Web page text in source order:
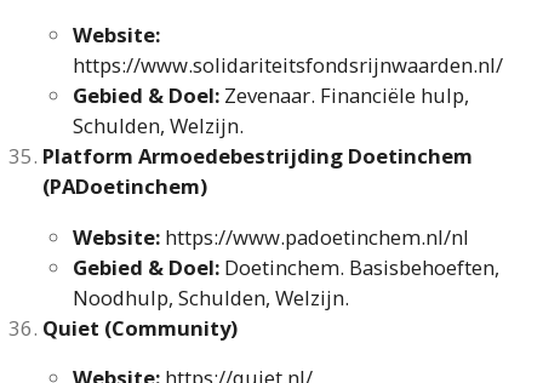
Website:
https://www.solidariteitsfondsrijnwaarden.nl/
Gebied & Doel: Zevenaar. Financiële hulp,
Schulden, Welzijn.
Platform Armoedebestrijding Doetinchem
(PADoetinchem)
Website: https://www.padoetinchem.nl/nl
Gebied & Doel: Doetinchem. Basisbehoeften,
Noodhulp, Schulden, Welzijn.
Quiet (Community)